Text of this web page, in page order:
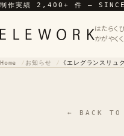
制作実績 2,400+ 件 —
はたらく
かがやく
Home お知らせ 《エレグランスリュ
← BACK TO